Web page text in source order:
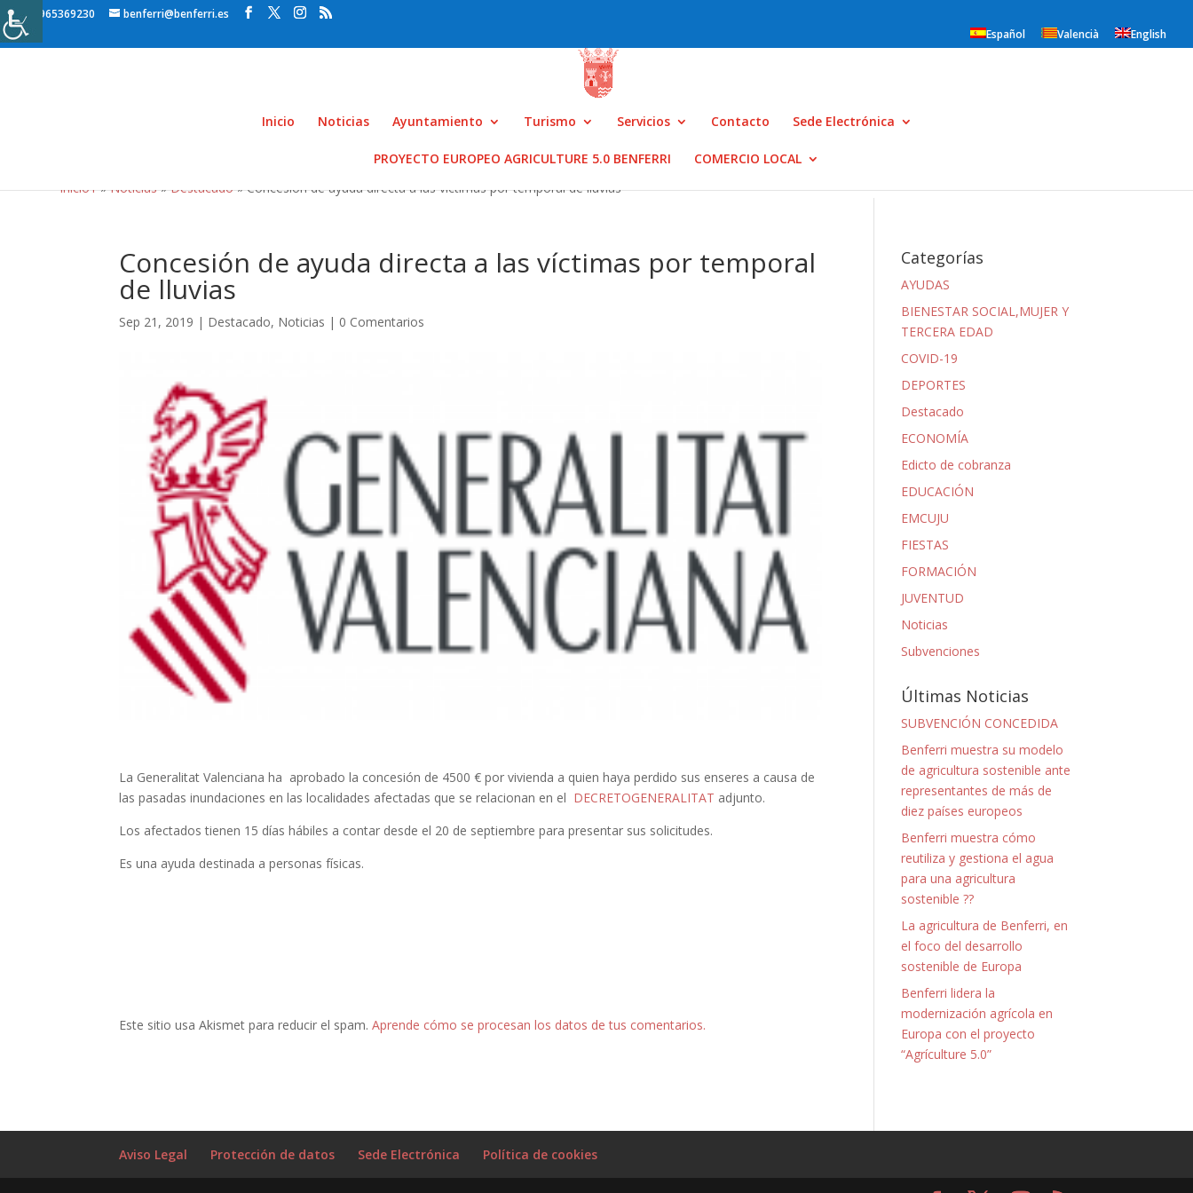
965369230
benferri@benferri.es
Español
Valencià English
Inicio Noticias Ayuntamiento Turismo Servicios Contacto Sede Electrónica
PROYECTO EUROPEO AGRICULTURE 5.0 BENFERRI
COMERCIO LOCAL
Inicio1»Noticias»Destacado» Concesión de ayuda directa a las víctimas por temporal de lluvias
Concesión de ayuda directa a las víctimas por temporal
de lluvias
Sep 21, 2019 | Destacado, Noticias | 0 Comentarios
La Generalitat Valenciana ha aprobado la concesión de 4500 € por vivienda a quien haya perdido sus enseres a causa de
las pasadas inundaciones en las localidades afectadas que se relacionan en el DECRETOGENERALITAT adjunto.
Los afectados tienen 15 días hábiles a contar desde el 20 de septiembre para presentar sus solicitudes.
Es una ayuda destinada a personas físicas.
Este sitio usa Akismet para reducir el spam.Aprende cómo se procesan los datos de tus comentarios.
Categorías
AYUDAS
BIENESTAR SOCIAL,MUJER Y
TERCERA EDAD
COVID-19
DEPORTES
Destacado
ECONOMÍA
Edicto de cobranza
EDUCACIÓN
EMCUJU
FIESTAS
FORMACIÓN
JUVENTUD
Noticias
Subvenciones
Últimas Noticias
SUBVENCIÓN CONCEDIDA
Benferri muestra su modelo
de agricultura sostenible ante
representantes de más de
diez países europeos
Benferri muestra cómo
reutiliza y gestiona el agua
para una agricultura
sostenible ??
La agricultura de Benferri, en
el foco del desarrollo
sostenible de Europa
Benferri lidera la
modernización agrícola en
Europa con el proyecto
“Agrículture 5.0”
Aviso Legal Protección de datos Sede Electrónica Política de cookies